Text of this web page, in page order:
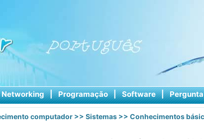
Networking | Programação | Software | Pergunta
computador >> Sistemas >> Conhecimentos